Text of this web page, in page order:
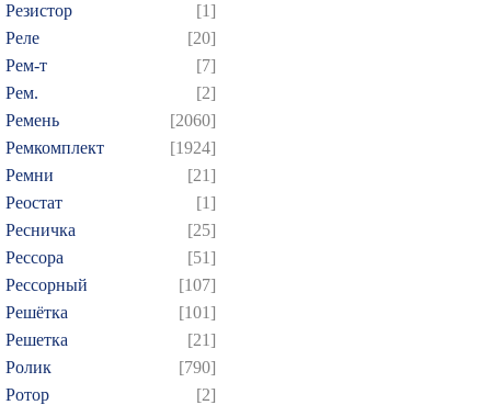
Резистор
[1]
Реле
[20]
Рем-т
[7]
Рем.
[2]
Ремень
[2060]
Ремкомплект
[1924]
Ремни
[21]
Реостат
[1]
Ресничка
[25]
Рессора
[51]
Рессорный
[107]
Решётка
[101]
Решетка
[21]
Ролик
[790]
Ротор
[2]